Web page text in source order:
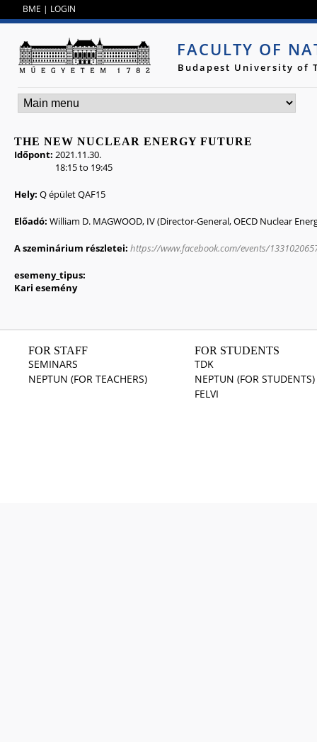
BME | LOGIN
FACULTY OF
Budapest University of
THE NEW NUCLEAR ENERGY FUTURE
Időpont: 2021.11.30.
18:15to 19:45
Hely: Q épület QAF15
Előadó: William D. MAGWOOD, IV (Director-General, OECD Nuclear
A szeminárium részletei: https://www.facebook.com/events/
esemeny_tipus:
Kari esemény
FOR STAFF
SEMINARS
NEPTUN (FOR TEACHERS)
FOR STUDENTS
TDK
NEPTUN (FOR STUDENTS)
FELVI